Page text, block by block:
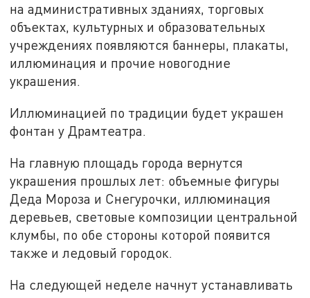
на административных зданиях, торговых
объектах, культурных и образовательных
учреждениях появляются баннеры, плакаты,
иллюминация и прочие новогодние
украшения.
Иллюминацией по традиции будет украшен
фонтан у Драмтеатра.
На главную площадь города вернутся
украшения прошлых лет: объемные фигуры
Деда Мороза и Снегурочки, иллюминация
деревьев, световые композиции центральной
клумбы, по обе стороны которой появится
также и ледовый городок.
На следующей неделе начнут устанавливать